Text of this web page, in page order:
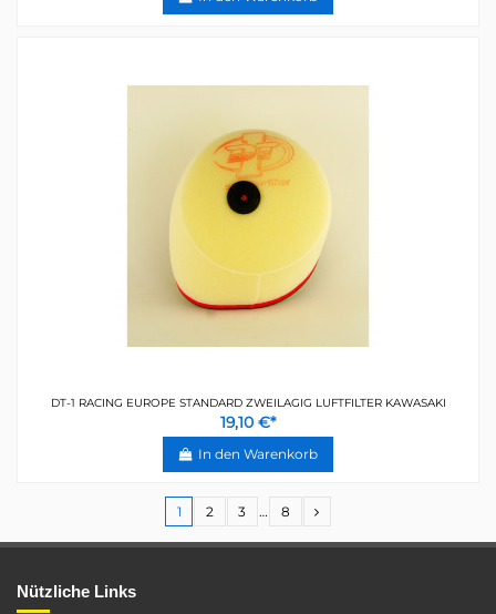
DT-1 RACING EUROPE STANDARD ZWEILAGIG LUFTFILTER KAWASAKI
19,10 €*
In den Warenkorb
1 2 3 … 8
Nützliche Links